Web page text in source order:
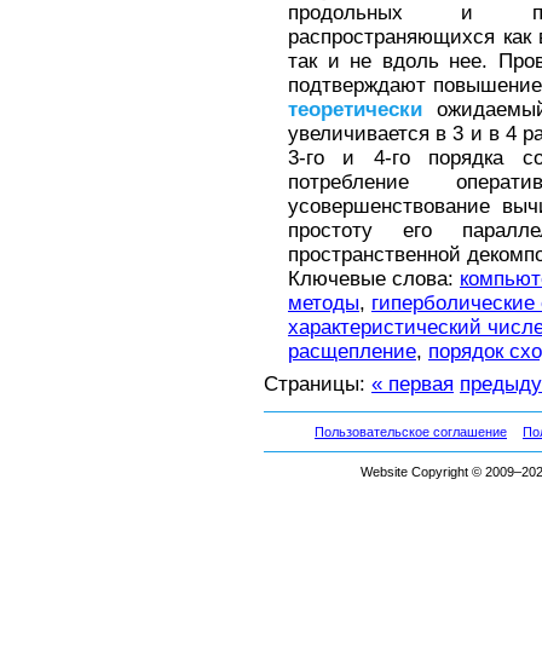
продольных и
распространяющихся как
так и не вдоль нее.
подтверждают
теоретически
увеличивается в 3 и в 4
3-го и 4-го порядка
потребление
усовершенствование
простоту его
пространственной
Ключевые слова:
методы,
характеристический
расщепление, порядок
Страницы: « первая
Пользовательское соглашение
Website Copyright ©